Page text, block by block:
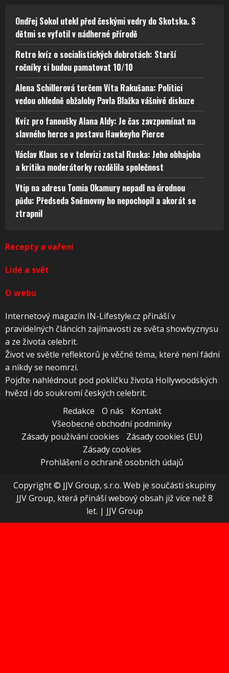
Ondřej Sokol utekl před českými vedry do Skotska. S
dětmi se vyfotil v nádherné přírodě
Retro kvíz o socialistických dobrotách: Starší
ročníky si budou pamatovat 10/10
Alena Schillerová terčem Víta Rakušana: Politici
vedou ohledně obžaloby Pavla Blažka vášnivé diskuze
Kvíz pro fanoušky Alana Aldy: Je čas zavzpomínat na
slavného herce a postavu Hawkeyho Pierce
Václav Klaus se v televizi zastal Ruska: Jeho obhajoba
a kritika moderátorky rozdělila společnost
Vtip na adresu Tomia Okamury nepadl na úrodnou
půdu: Předseda Sněmovny ho nepochopil a akorát se
ztrapnil
Recepty a vaření
Lidé a svět
O webu
Internetový magazín IN-Lifestyle.cz přináší v
pravidelných článcích zajímavosti ze světa showbyznysu
a ze života celebrit.
Život ve světle reflektorů je věčné téma, které není fádní
a nikdy se neomrzí.
Pojďte nahlédnout pod pokličku života Hollywoodských
hvězd i do soukromí českých celebrit.
Redakce
O nás
Kontakt
Všeobecné obchodní podmínky
Zásady používání cookies
Zásady cookies (EU)
Zásady cookies
Prohlášení o ochraně osobních údajů
Copyright © JJV Group, s.r.o. Web je součástí skupiny
JJV Group, která přináší webový obsah již více než 8
let. | JJV Group